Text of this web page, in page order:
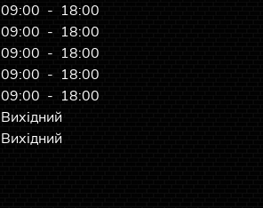
09:00 - 18:00
09:00 - 18:00
09:00 - 18:00
09:00 - 18:00
09:00 - 18:00
Вихідний
Вихідний